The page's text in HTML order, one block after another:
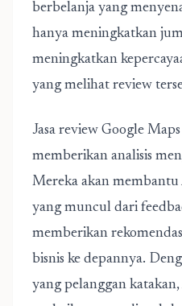
berbelanja yang
hanya meningkatkan
meningkatkan
yang melihat review
Jasa review Google
memberikan analisis
Mereka akan
yang muncul dari
memberikan
bisnis ke depannya.
yang pelanggan